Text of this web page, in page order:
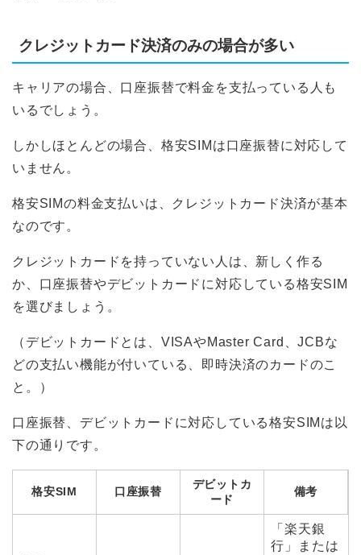
クレジットカード決済のみの場合が多い
キャリアの場合、口座振替で料金を支払っている人も
いるでしょう。
しかしほとんどの場合、格安SIMは口座振替に対応して
いません。
格安SIMの料金支払いは、クレジットカード決済が基本
なのです。
クレジットカードを持っていない人は、新しく作る
か、口座振替やデビットカードに対応している格安SIM
を選びましょう。
（デビットカードとは、VISAやMaster Card、JCBな
どの支払い機能が付いている、即時決済のカードのこ
と。）
口座振替、デビットカードに対応している格安SIMは以
下の通りです。
格安SIM 口座振替
デビットカ
ード
備考
「楽天銀
行」または